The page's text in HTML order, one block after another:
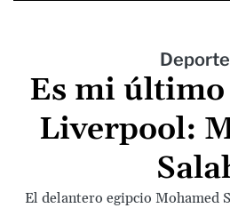
Es mi último
Liverpool:
El delantero egipcio Mohamed